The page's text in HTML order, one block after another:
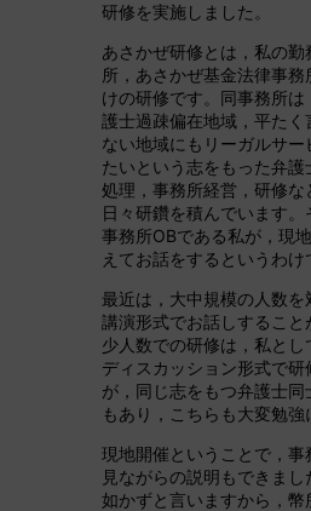
研修を実施しました。
あさかぜ研修とは，私の勤
所，あさかぜ基金法律事務
けの研修です。同事務所
護士過疎偏在地域，平た
ない地域にもリーガルサー
たいという志をもった弁護
処理，事務所経営，研修な
日々研鑽を積んでいます。
事務所OBである私が，現
えてお話をするというわけ
最近は，大中規模の人数
講演形式でお話しすること
少人数での研修は，私とし
ディスカッション形式で研
が，同じ志をもつ弁護士同
もあり，こちらも大変勉強
現地開催ということで，事
見ながらの説明もできま
如かずと言いますから，幣